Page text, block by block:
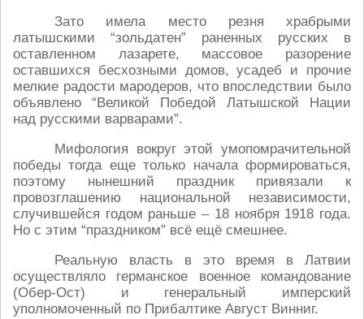
Зато имела место резня храбрыми
латышскими “зольдатен” раненных русских в
оставленном лазарете, массовое разорение
оставшихся бесхозными домов, усадеб и прочие
мелкие радости мародеров, что впоследствии было
объявлено “Великой Победой Латышской Нации
над русскими варварами”.
Мифология вокруг этой умопомрачительной
победы тогда еще только начала формироваться,
поэтому нынешний праздник привязали к
провозглашению национальной независимости,
случившейся годом раньше – 18 ноября 1918 года.
Но с этим “праздником” всё ещё смешнее.
Реальную власть в это время в Латвии
осуществляло германское военное командование
(Обер-Ост) и генеральный имперский
уполномоченный по Прибалтике Август Винниг.